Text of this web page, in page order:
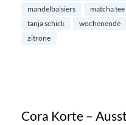
mandelbaisiers
matcha tee
tanja schick
wochenende
zitrone
Cora Korte –